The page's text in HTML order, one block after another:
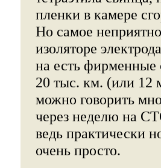
пленки в камере
Но самое
изоляторе
на есть фирменные
20 тыс. км. (или 12
можно говорить
через неделю на
ведь практически
очень просто.